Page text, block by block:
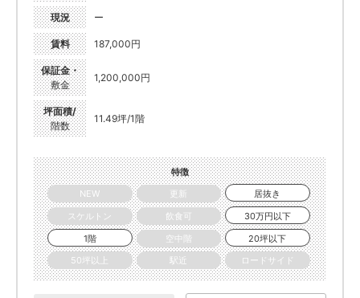
現況 ー
賃料 187,000円
保証金・
敷金
1,200,000円
坪面積/
階数
11.49坪/1階
特徴
NEW
更新
居抜き
スケルトン
飲食可
30万円以下
1階
空中階
20坪以下
50坪以上
駅近 ロードサイド